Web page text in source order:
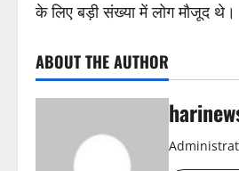
के लिए बड़ी संख्या में लोग मौजूद थे।
ABOUT THE AUTHOR